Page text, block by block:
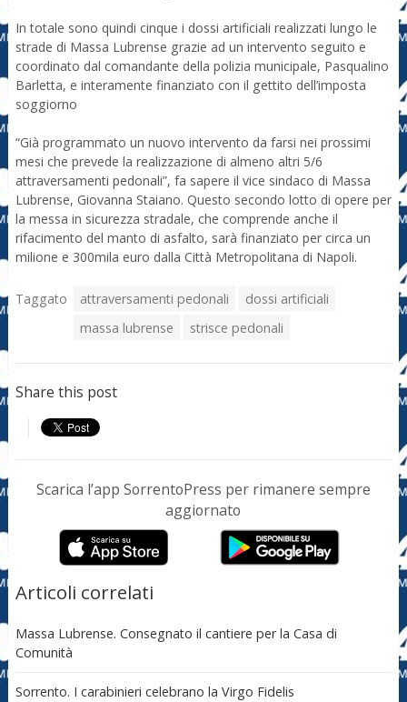
In totale sono quindi cinque i dossi artificiali realizzati lungo le
strade di Massa Lubrense grazie ad un intervento seguito e
coordinato dal comandante della polizia municipale, Pasqualino
Barletta, e interamente finanziato con il gettito dell’imposta
soggiorno
“Già programmato un nuovo intervento da farsi nei prossimi
mesi che prevede la realizzazione di almeno altri 5/6
attraversamenti pedonali”, fa sapere il vice sindaco di Massa
Lubrense, Giovanna Staiano. Questo secondo lotto di opere per
la messa in sicurezza stradale, che comprende anche il
rifacimento del manto di asfalto, sarà finanziato per circa un
milione e 300mila euro dalla Città Metropolitana di Napoli.
Taggato attraversamenti pedonali
dossi artificiali
massa lubrense
strisce pedonali
Share this post
Scarica l’app SorrentoPress per rimanere sempre
aggiornato
Articoli correlati
Massa Lubrense. Consegnato il cantiere per la Casa di
Comunità
Sorrento. I carabinieri celebrano la Virgo Fidelis